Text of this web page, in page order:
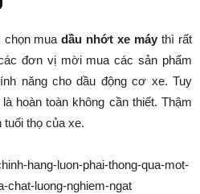
chọn muadầu nhớt xe máy thì rất
đơn vị mời mua các sản phẩm
năng cho dầu động cơ xe. Tuy
hoàn toàn không cần thiết. Thậm
tuổi thọ của xe.